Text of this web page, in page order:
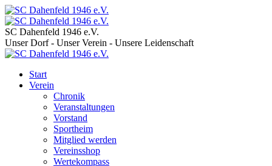
SC Dahenfeld 1946 e.V.
Unser Dorf - Unser Verein - Unsere Leidenschaft
Start
Verein
Chronik
Veranstaltungen
Vorstand
Sportheim
Mitglied werden
Vereinsshop
Wertekompass